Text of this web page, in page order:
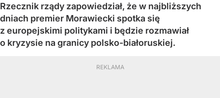
Rzecznik rządy zapowiedział, że w najbliższych
dniach premier Morawiecki spotka się
z europejskimi politykami i będzie rozmawiał
o kryzysie na granicy polsko-białoruskiej.